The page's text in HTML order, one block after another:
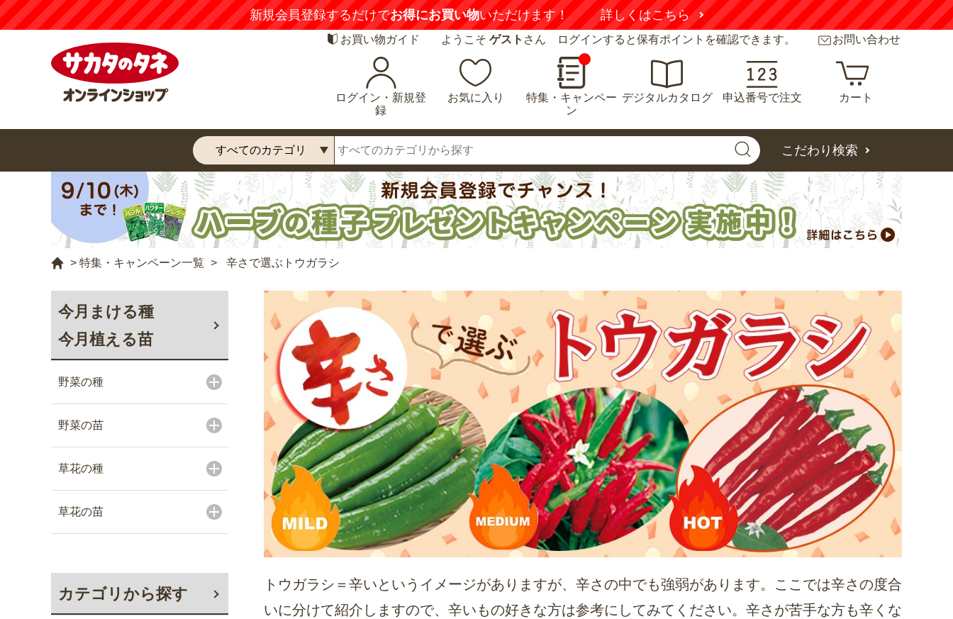
新規会員登録するだけでお得にお買い物いただけます！ 詳しくはこちら
お買い物ガイド ようこそ ゲスト さん ログインすると保有ポイントを確認できます。 お問い合わせ
ログイン・新規登
録
お気に入り
特集・キャンペー
ン
デジタルカタログ 申込番号で注文 カート
こだわり検索
> 特集・キャンペーン一覧 > 辛さで選ぶトウガラシ
今月まける種
今月植える苗
野菜の種
野菜の苗
草花の種
草花の苗
カテゴリから探す
トウガラシ＝辛いというイメージがありますが、辛さの中でも強弱があります。ここでは辛さの度合
いに分けて紹介しますので、辛いもの好きな方は参考にしてみてください。辛さが苦手な方も辛くな